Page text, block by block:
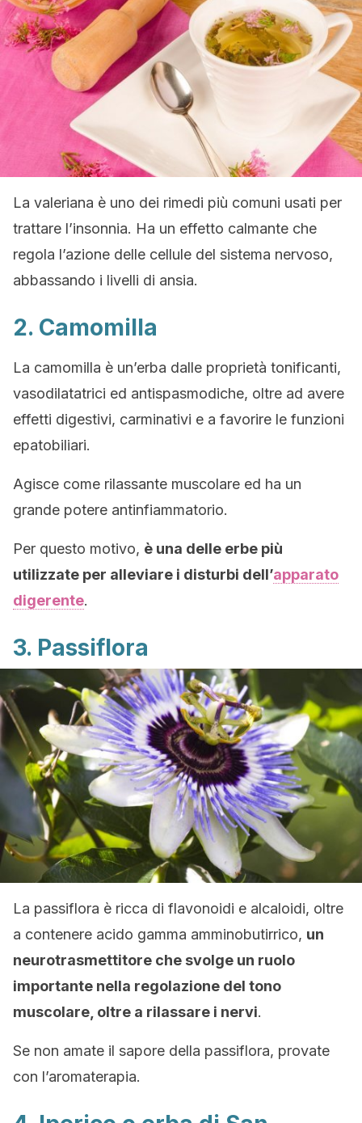
La valeriana è uno dei rimedi più comuni usati per
trattare l’insonnia. Ha un effetto calmante che
regola l’azione delle cellule del sistema nervoso,
abbassando i livelli di ansia.
2. Camomilla
La camomilla è un’erba dalle proprietà tonificanti,
vasodilatatrici ed antispasmodiche, oltre ad avere
effetti digestivi, carminativi e a favorire le funzioni
epatobiliari.
Agisce come rilassante muscolare ed ha un
grande potere antinfiammatorio.
Per questo motivo, è una delle erbe più
utilizzate per alleviare i disturbi dell’apparato
digerente.
3. Passiflora
La passiflora è ricca di flavonoidi e alcaloidi, oltre
a contenere acido gamma amminobutirrico, un
neurotrasmettitore che svolge un ruolo
importante nella regolazione del tono
muscolare, oltre a rilassare i nervi.
Se non amate il sapore della passiflora, provate
con l’aromaterapia.